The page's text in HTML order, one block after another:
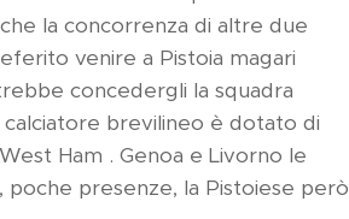
la concorrenza di altre due
venire a Pistoia magari
concedergli la squadra
calciatore brevilineo è dotato di
Ham . Genoa e Livorno le
poche presenze, la Pistoiese però